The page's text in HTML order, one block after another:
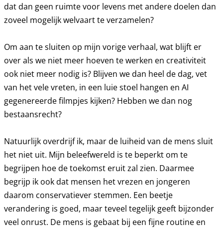
dat dan geen ruimte voor levens met andere doelen dan
zoveel mogelijk welvaart te verzamelen?
Om aan te sluiten op mijn vorige verhaal, wat blijft er
over als we niet meer hoeven te werken en creativiteit
ook niet meer nodig is? Blijven we dan heel de dag, vet
van het vele vreten, in een luie stoel hangen en AI
gegenereerde filmpjes kijken? Hebben we dan nog
bestaansrecht?
Natuurlijk overdrijf ik, maar de luiheid van de mens sluit
het niet uit. Mijn beleefwereld is te beperkt om te
begrijpen hoe de toekomst eruit zal zien. Daarmee
begrijp ik ook dat mensen het vrezen en jongeren
daarom conservatiever stemmen. Een beetje
verandering is goed, maar teveel tegelijk geeft bijzonder
veel onrust. De mens is gebaat bij een fijne routine en